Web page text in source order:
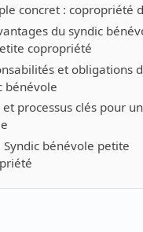
concret : copropriété
du syndic
copropriété
et obligations
bénévole
et processus clés pour
Syndic bénévole petite